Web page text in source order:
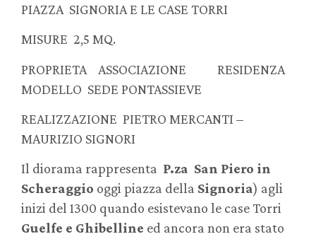
PIAZZA SIGNORIA E LE CASE TORRI
MISURE 2,5 MQ.
PROPRIETA ASSOCIAZIONE RESIDENZA
MODELLO SEDE PONTASSIEVE
REALIZZAZIONE PIETRO MERCANTI –
MAURIZIO SIGNORI
Il diorama rappresenta P.za San Piero in
Scheraggio oggi piazza della Signoria) agli
inizi del 1300 quando esistevano le case Torri
Guelfe e Ghibelline ed ancora non era stato